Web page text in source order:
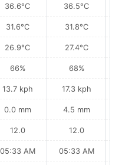
36.6°C
31.6°C
26.9°C
66%
13.7 kph
0.0 mm
12.0
05:33 AM
36.5°C
31.8°C
27.4°C
68%
17.3 kph
4.5 mm
12.0
05:33 AM